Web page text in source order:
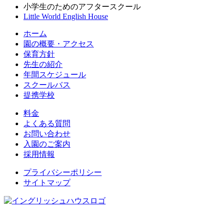
小学生のためのアフタースクール
Little World English House
ホーム
園の概要・アクセス
保育方針
先生の紹介
年間スケジュール
スクールバス
提携学校
料金
よくある質問
お問い合わせ
入園のご案内
採用情報
プライバシーポリシー
サイトマップ